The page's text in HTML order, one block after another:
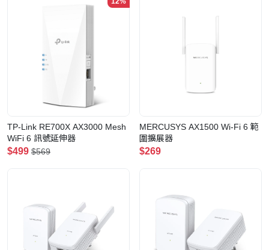
TP-Link RE700X AX3000 Mesh
WiFi 6 訊號延伸器
$499 $569
MERCUSYS AX1500 Wi-Fi 6 範
圍擴展器
$269